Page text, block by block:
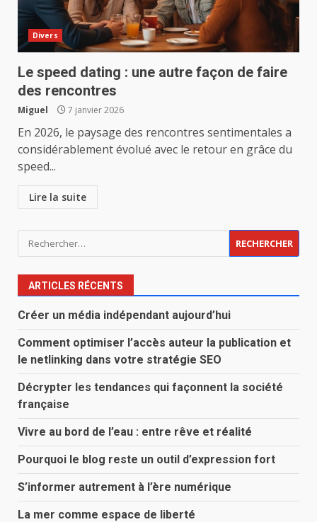
Divers
Le speed dating : une autre façon de faire
des rencontres
Miguel 7 janvier 2026
En 2026, le paysage des rencontres sentimentales a
considérablement évolué avec le retour en grâce du
speed...
Lire la suite
Rechercher :
ARTICLES RÉCENTS
Créer un média indépendant aujourd’hui
Comment optimiser l’accès auteur la publication et
le netlinking dans votre stratégie SEO
Décrypter les tendances qui façonnent la société
française
Vivre au bord de l’eau : entre rêve et réalité
Pourquoi le blog reste un outil d’expression fort
S’informer autrement à l’ère numérique
La mer comme espace de liberté